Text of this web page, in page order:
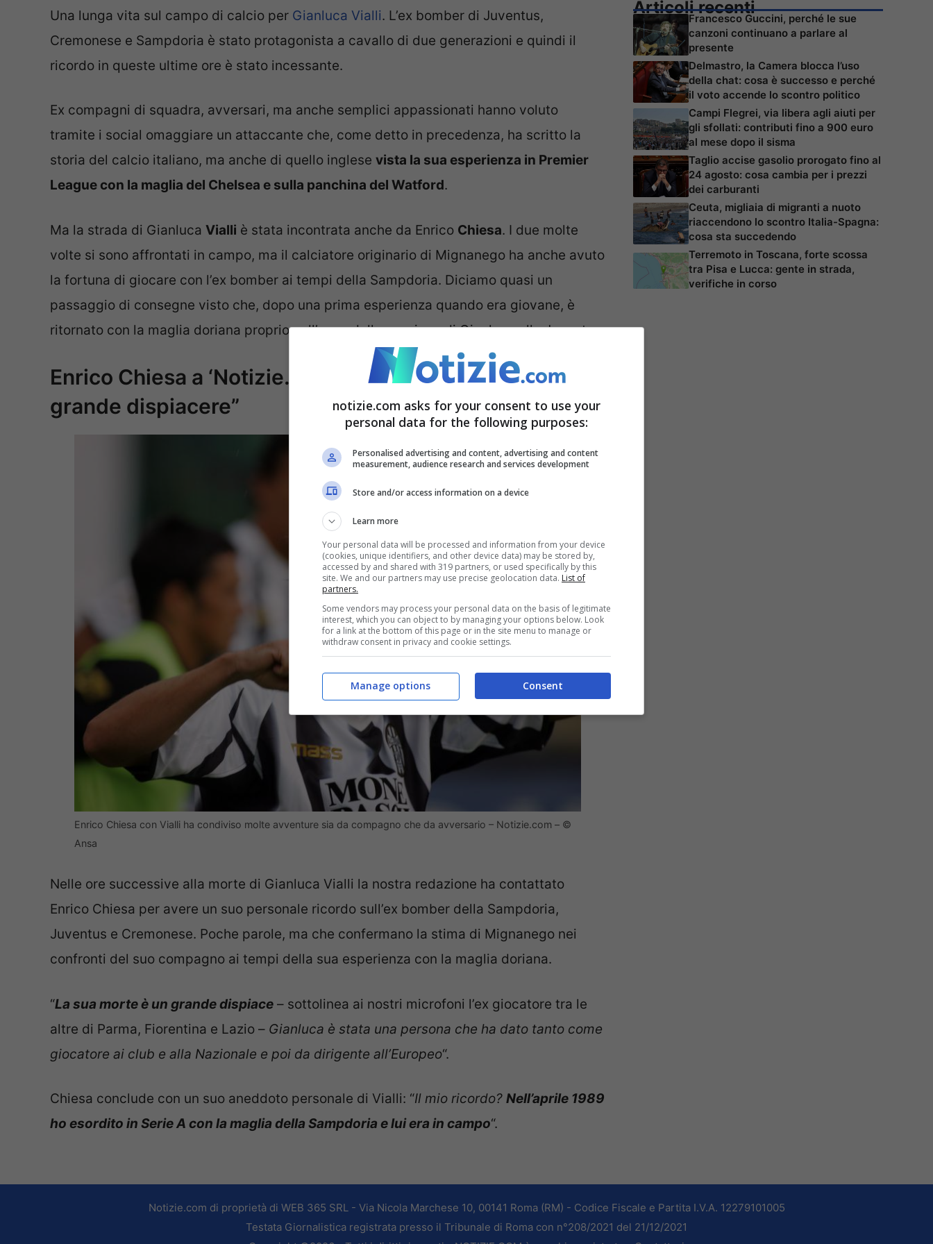
Una lunga vita sul campo di calcio per Gianluca Vialli. L’ex bomber di Juventus,
Cremonese e Sampdoria è stato protagonista a cavallo di due generazioni e quindi il
ricordo in queste ultime ore è stato incessante.
Ex compagni di squadra, avversari, ma anche semplici appassionati hanno voluto
tramite i social omaggiare un attaccante che, come detto in precedenza, ha scritto la
storia del calcio italiano, ma anche di quello inglese vista la sua esperienza in Premier
League con la maglia del Chelsea e sulla panchina del Watford.
Ma la strada di Gianluca Vialli è stata incontrata anche da Enrico Chiesa. I due molte
volte si sono affrontati in campo, ma il calciatore originario di Mignanego ha anche avuto
la fortuna di giocare con l’ex bomber ai tempi della Sampdoria. Diciamo quasi un
passaggio di consegne visto che, dopo una prima esperienza quando era giovane, è
ritornato con la maglia doriana proprio nell’anno della cessione di Gianluca alla Juventus.
Enrico Chiesa a ‘Notizie.com’: “La sua perdita è un
grande dispiacere”
Enrico Chiesa con Vialli ha condiviso molte avventure sia da compagno che da avversario – Notizie.com – ©
Ansa
Nelle ore successive alla morte di Gianluca Vialli la nostra redazione ha contattato
Enrico Chiesa per avere un suo personale ricordo sull’ex bomber della Sampdoria,
Juventus e Cremonese. Poche parole, ma che confermano la stima di Mignanego nei
confronti del suo compagno ai tempi della sua esperienza con la maglia doriana.
“La sua morte è un grande dispiace – sottolinea ai nostri microfoni l’ex giocatore tra le
altre di Parma, Fiorentina e Lazio – Gianluca è stata una persona che ha dato tanto come
giocatore ai club e alla Nazionale e poi da dirigente all’Europeo“.
Chiesa conclude con un suo aneddoto personale di Vialli: “Il mio ricordo? Nell’aprile 1989
ho esordito in Serie A con la maglia della Sampdoria e lui era in campo“.
Articoli recenti
Francesco Guccini, perché le sue
canzoni continuano a parlare al
presente
Delmastro, la Camera blocca l’uso
della chat: cosa è successo e perché
il voto accende lo scontro politico
Campi Flegrei, via libera agli aiuti per
gli sfollati: contributi fino a 900 euro
al mese dopo il sisma
Taglio accise gasolio prorogato fino al
24 agosto: cosa cambia per i prezzi
dei carburanti
Ceuta, migliaia di migranti a nuoto
riaccendono lo scontro Italia-Spagna:
cosa sta succedendo
Terremoto in Toscana, forte scossa
tra Pisa e Lucca: gente in strada,
verifiche in corso
Notizie.com di proprietà di WEB 365 SRL - Via Nicola Marchese 10, 00141 Roma (RM) - Codice Fiscale e Partita I.V.A. 12279101005
Testata Giornalistica registrata presso il Tribunale di Roma con n°208/2021 del 21/12/2021
notizie.com asks for your consent to use your
personal data for the following purposes:
Personalised advertising and content, advertising and content
measurement, audience research and services development
Store and/or access information on a device
Learn more
Your personal data will be processed and information from your device
(cookies, unique identifiers, and other device data) may be stored by,
accessed by and shared with 319 partners, or used specifically by this
site. We and our partners may use precise geolocation data. List of
partners.
Some vendors may process your personal data on the basis of legitimate
interest, which you can object to by managing your options below. Look
for a link at the bottom of this page or in the site menu to manage or
withdraw consent in privacy and cookie settings.
Consent
Manage options